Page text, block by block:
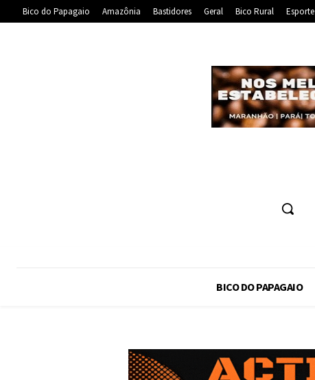
Bico do Papagaio Amazônia Bastidores Geral Bico Rural Esporte
BICO DO PAPAGAIO